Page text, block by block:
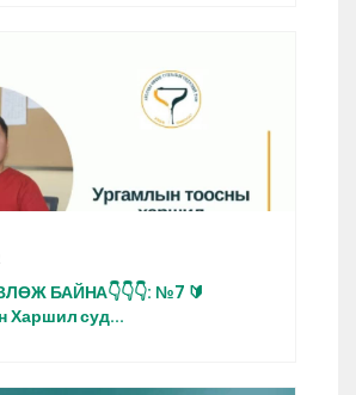
БАЙНА👇👇👇: №7 🔰
Харшил суд...